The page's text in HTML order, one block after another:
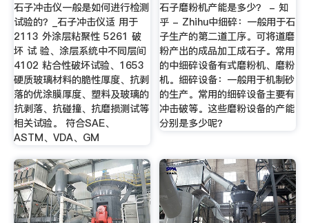
石子冲击仪一般是如何进行检测
试验的？_石子冲击仪适 用于
2113 外涂层粘聚性 5261 破
坏 试 验、涂层系统中不同层间
4102 粘合性破坏试验、1653
硬质玻璃材料的脆性厚度、抗剥
落的优涂膜厚度、塑料及玻璃的
抗剥落、抗碰撞、抗磨损测试等
相关试验。 符合SAE、
ASTM、VDA、GM
石子磨粉机产能是多少？ - 知
乎 - Zhihu中细碎：一般用于石
子生产的第二道工序。可将道磨
粉产出的成品加工成石子。常用
的中细碎设备有式磨粉机、磨粉
机。细碎设备：一般用于机制砂
的生产。常用的细碎设备主要有
冲击破等。这些磨粉设备的产能
分别是多少呢？